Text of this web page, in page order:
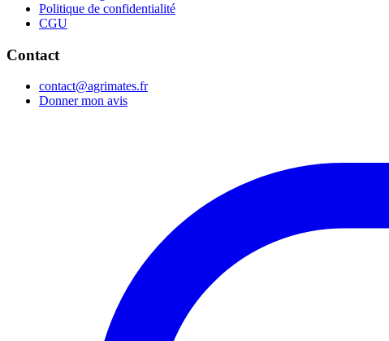
Politique de confidentialité
CGU
Contact
contact@agrimates.fr
Donner mon avis